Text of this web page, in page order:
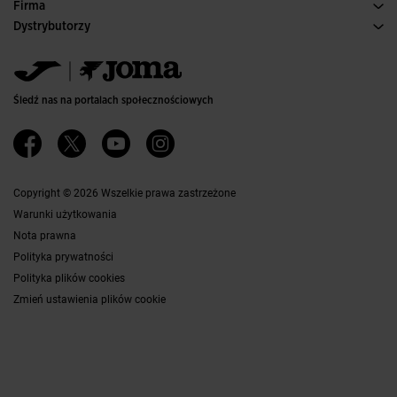
Warunki Zakupu
Transport i dostawa
Najczęściej zadawane pytania
Firma
Historia
Kanał etyczny
Polityka jakości i ochrony środowiska
Pracuj z Nami
Ethics Channel
Dystrybutorzy
Jomanet
Obszar marketingu
Skontaktuj się
Śledź nas na portalach społecznościowych
Copyright © 2026 Wszelkie prawa zastrzeżone
Warunki użytkowania
Nota prawna
Polityka prywatności
Polityka plików cookies
Zmień ustawienia plików cookie